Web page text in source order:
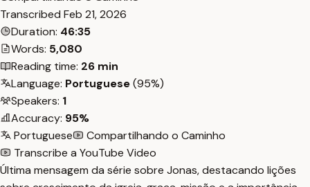
Transcribed Feb 21, 2026
Duration: 46:35
Words: 5,080
Reading time: 26 min
Language: Portuguese(95%)
Speakers: 1
Accuracy: 95%
Portuguese
Compartilhando o Caminho
Transcribe a YouTube Video
Última mensagem da série sobre Jonas, destacando lições